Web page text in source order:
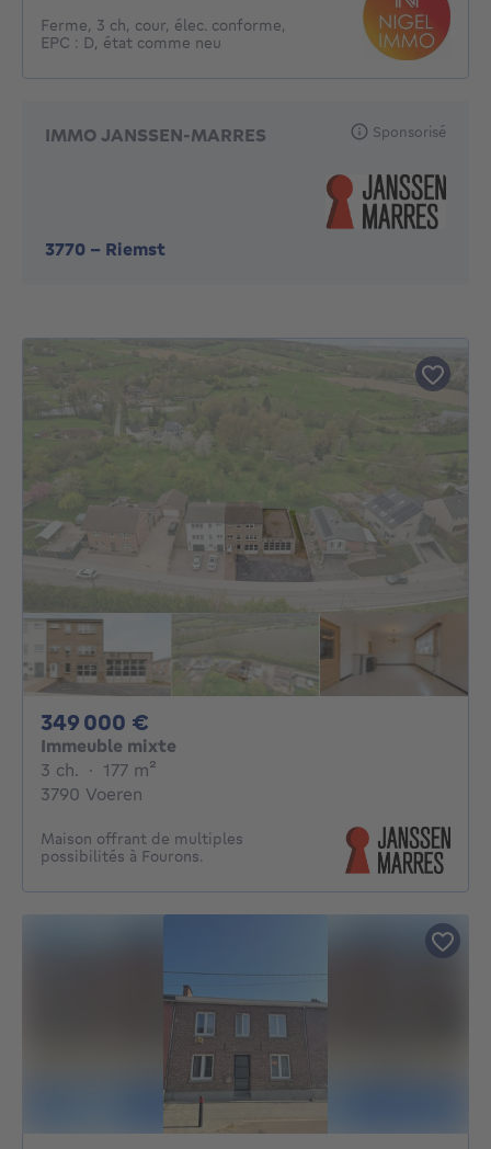
Ferme, 3 ch, cour, élec. conforme,
EPC : D, état comme neu
IMMO JANSSEN-MARRES
3770 - Riemst
Sponsorisé
349 000 €
Immeuble mixte
3 ch. 3 chambres
· 177 m²
3790 Voeren
Maison offrant de multiples
possibilités à Fourons.